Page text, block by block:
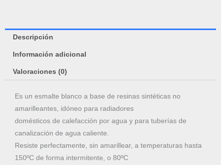
Descripción
Información adicional
Valoraciones (0)
Es un esmalte blanco a base de resinas sintéticas no
amarilleantes, idóneo para radiadores
domésticos de calefacción por agua y para tuberías de
canalización de agua caliente.
Resiste perfectamente, sin amarillear, a temperaturas hasta
150ºC de forma intermitente, o 80ºC